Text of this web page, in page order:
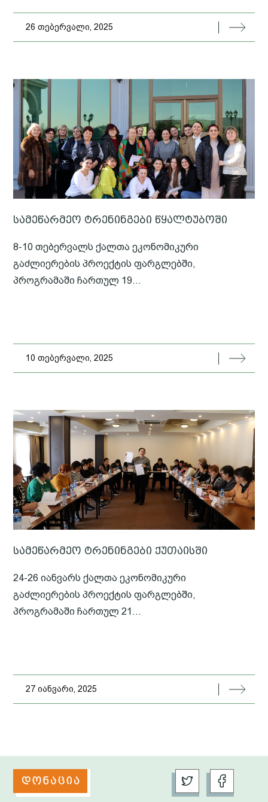
26 თებერვალი, 2025
სამეწარმეო ტრენინგები წყალტუბოში
8-10 თებერვალს ქალთა ეკონომიკური
გაძლიერების პროექტის ფარგლებში,
პროგრამაში ჩართულ 19...
10 თებერვალი, 2025
სამეწარმეო ტრენინგები ქუთაისში
24-26 იანვარს ქალთა ეკონომიკური
გაძლიერების პროექტის ფარგლებში,
პროგრამაში ჩართულ 21...
27 იანვარი, 2025